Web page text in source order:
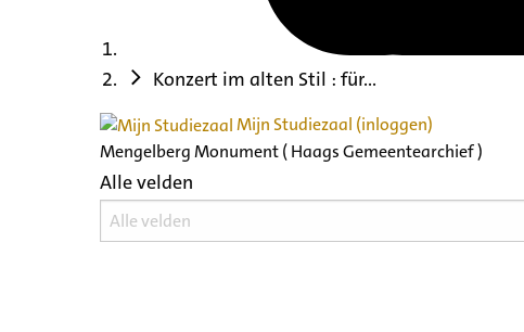
Konzert im alten Stil : für...
Mijn Studiezaal (inloggen)
Mengelberg Monument ( Haags Gemeentearchief )
Alle velden